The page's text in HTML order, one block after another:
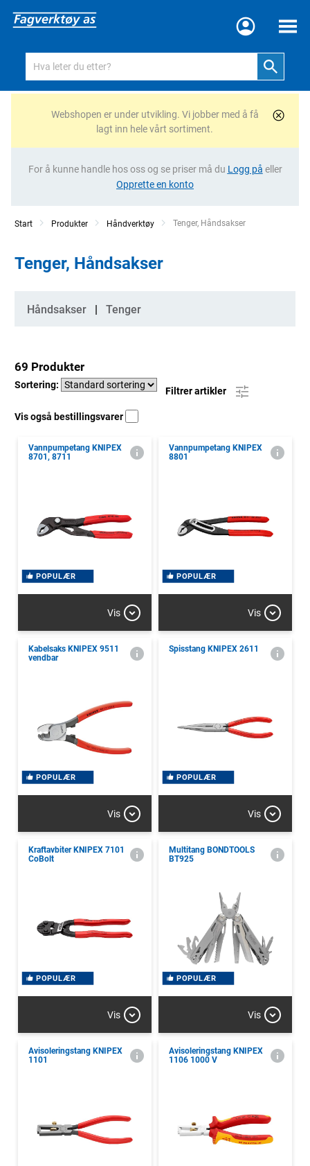
Meny
Webshopen er under utvikling. Vi jobber med å få
lagt inn hele vårt sortiment.
For å kunne handle hos oss og se priser må du Logg på eller
Opprette en konto
Start Produkter Håndverktøy Current:
Tenger, Håndsakser
Tenger, Håndsakser
Kategorier
Håndsakser Tenger
69 Produkter
Sortering:
Filtrer artikler
Vis også bestillingsvarer
Vannpumpetang KNIPEX
8701, 8711
POPULÆR
Vis
Vannpumpetang KNIPEX
8801
POPULÆR
Vis
Kabelsaks KNIPEX 9511
vendbar
POPULÆR
Vis
Spisstang KNIPEX 2611
POPULÆR
Vis
Kraftavbiter KNIPEX 7101
CoBolt
POPULÆR
Vis
Multitang BONDTOOLS
BT925
POPULÆR
Vis
Avisoleringstang KNIPEX
1101
Avisoleringstang KNIPEX
1106 1000 V